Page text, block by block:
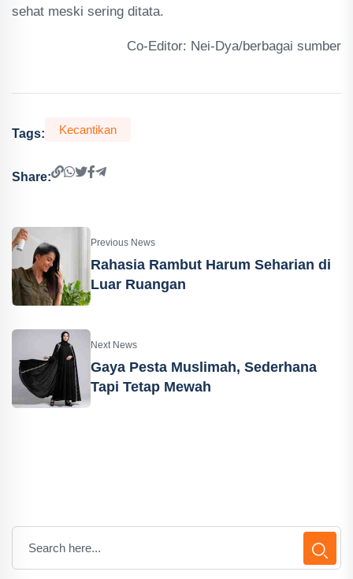
sehat meski sering ditata.
Co-Editor: Nei-Dya/berbagai sumber
Tags: Kecantikan
Share:
Previous News
Rahasia Rambut Harum Seharian di
Luar Ruangan
Next News
Gaya Pesta Muslimah, Sederhana
Tapi Tetap Mewah